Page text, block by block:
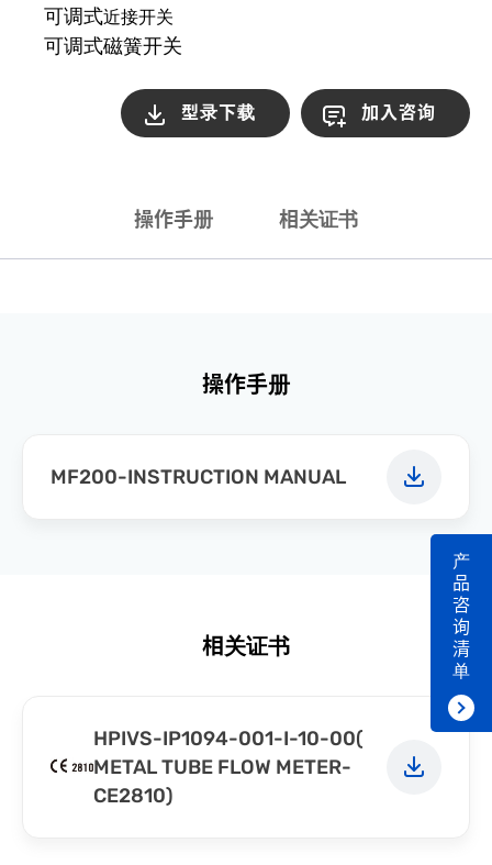
可调式近接开关
可调式磁簧开关
型录下载 加入咨询
操作手册 相关证书
操作手册
MF200-INSTRUCTION MANUAL
相关证书
HPIVS-IP1094-001-I-10-00(
METAL TUBE FLOW METER-
CE2810)
产
品
咨
询
清
单